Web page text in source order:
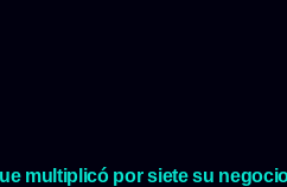
multiplicó por siete su